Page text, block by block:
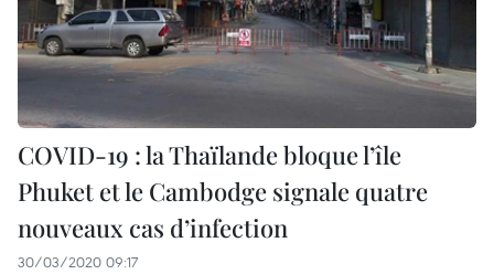
COVID-19 : la Thaïlande bloque l’île
Phuket et le Cambodge signale quatre
nouveaux cas d’infection
30/03/2020 09:17